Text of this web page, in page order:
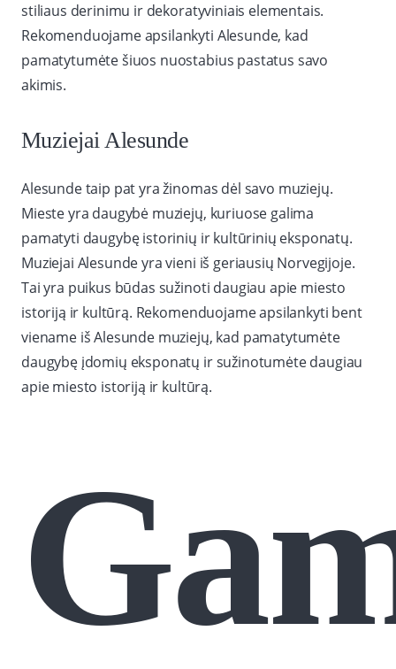
stiliaus derinimu ir dekoratyviniais elementais.
Rekomenduojame apsilankyti Alesunde, kad
pamatytumėte šiuos nuostabius pastatus savo
akimis.
Muziejai Alesunde
Alesunde taip pat yra žinomas dėl savo muziejų.
Mieste yra daugybė muziejų, kuriuose galima
pamatyti daugybę istorinių ir kultūrinių eksponatų.
Muziejai Alesunde yra vieni iš geriausių Norvegijoje.
Tai yra puikus būdas sužinoti daugiau apie miesto
istoriją ir kultūrą. Rekomenduojame apsilankyti bent
viename iš Alesunde muziejų, kad pamatytumėte
daugybę įdomių eksponatų ir sužinotumėte daugiau
apie miesto istoriją ir kultūrą.